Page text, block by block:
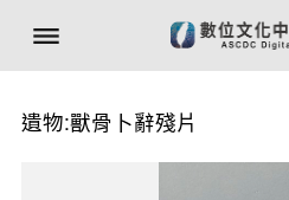
遺物:獸骨卜辭殘片